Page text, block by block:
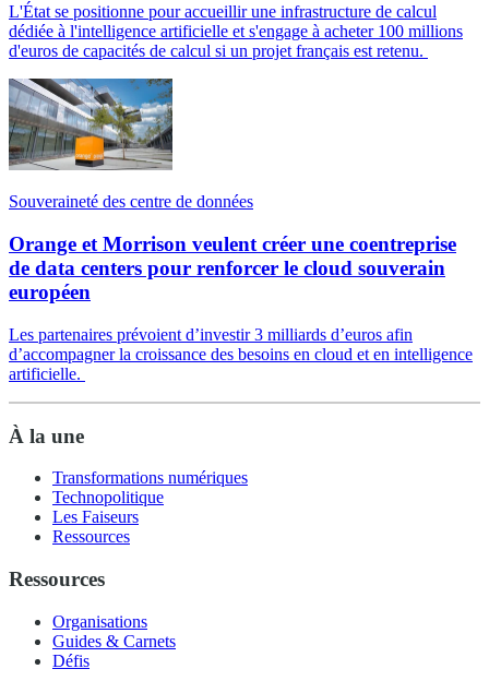
L'État se positionne pour accueillir une infrastructure de calcul
dédiée à l'intelligence artificielle et s'engage à acheter 100 millions
d'euros de capacités de calcul si un projet français est retenu.
Souveraineté des centre de données
Orange et Morrison veulent créer une coentreprise
de data centers pour renforcer le cloud souverain
européen
Les partenaires prévoient d’investir 3 milliards d’euros afin
d’accompagner la croissance des besoins en cloud et en intelligence
artificielle.
À la une
Transformations numériques
Technopolitique
Les Faiseurs
Ressources
Ressources
Organisations
Guides & Carnets
Défis